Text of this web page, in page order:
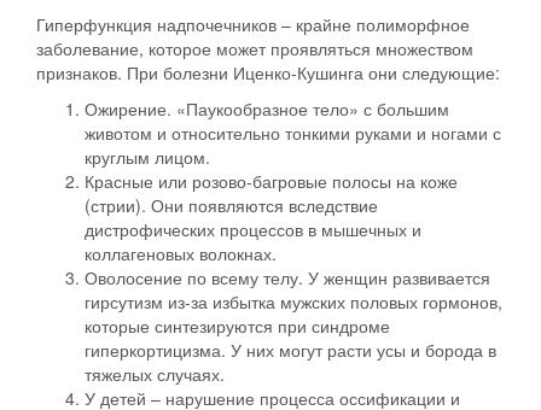
Гиперфункция надпочечников – крайне полиморфное
заболевание, которое может проявляться множеством
признаков. При болезни Иценко-Кушинга они следующие:
Ожирение. «Паукообразное тело» с большим
животом и относительно тонкими руками и ногами с
круглым лицом.
Красные или розово-багровые полосы на коже
(стрии). Они появляются вследствие
дистрофических процессов в мышечных и
коллагеновых волокнах.
Оволосение по всему телу. У женщин развивается
гирсутизм из-за избытка мужских половых гормонов,
которые синтезируются при синдроме
гиперкортицизма. У них могут расти усы и борода в
тяжелых случаях.
У детей – нарушение процесса оссификации и